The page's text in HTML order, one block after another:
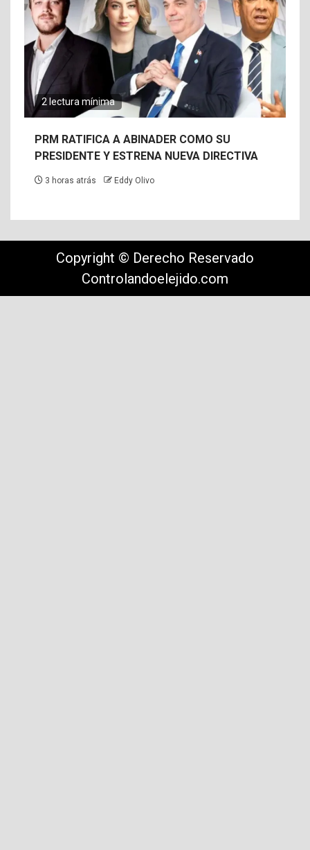
2 lectura mínima
PRM RATIFICA A ABINADER COMO SU
PRESIDENTE Y ESTRENA NUEVA DIRECTIVA
3 horas atrás Eddy Olivo
Copyright © Derecho Reservado
Controlandoelejido.com